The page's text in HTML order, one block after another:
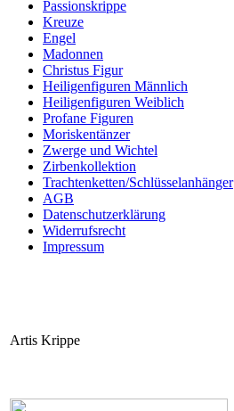
Passionskrippe
Kreuze
Engel
Madonnen
Christus Figur
Heiligenfiguren Männlich
Heiligenfiguren Weiblich
Profane Figuren
Moriskentänzer
Zwerge und Wichtel
Zirbenkollektion
Trachtenketten/Schlüsselanhänger
AGB
Datenschutzerklärung
Widerrufsrecht
Impressum
Artis Krippe